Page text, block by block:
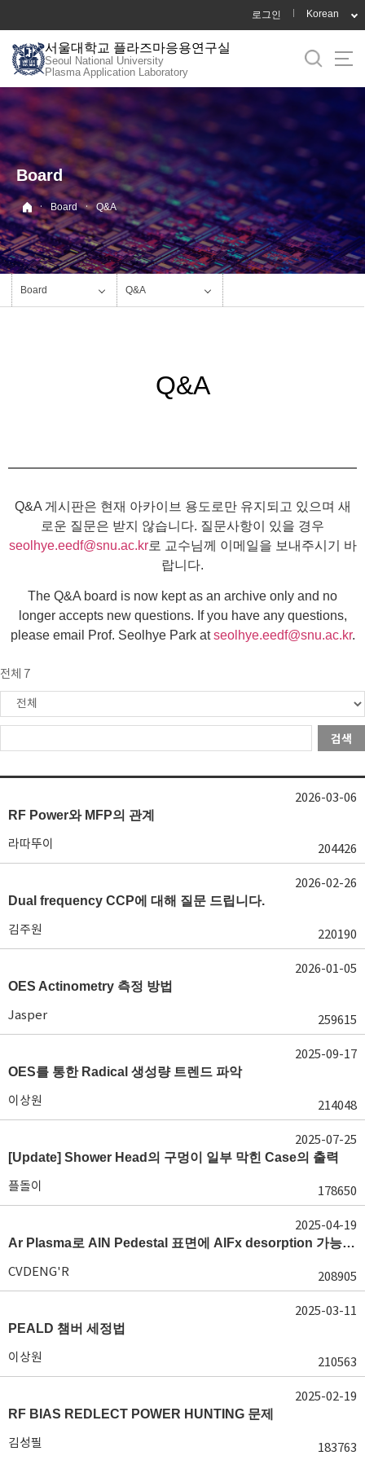
로
메
뉴
로그인 Korean
서울대학교 플라즈마응용연구실
Seoul National University
Plasma Application Laboratory
Board
· Board · Q&A
Board Q&A
Q&A
Q&A 게시판은 현재 아카이브 용도로만 유지되고 있으며 새
로운 질문은 받지 않습니다. 질문사항이 있을 경우
seolhye.eedf@snu.ac.kr로 교수님께 이메일을 보내주시기 바
랍니다.
The Q&A board is now kept as an archive only and no
longer accepts new questions. If you have any questions,
please email Prof. Seolhye Park atseolhye.eedf@snu.ac.kr.
전체 7
검색
RF Power와 MFP의 관계
라따뚜이 204426
2026-03-06
Dual frequency CCP에 대해 질문 드립니다.
김주원 220190
2026-02-26
OES Actinometry 측정 방법
Jasper 259615
2026-01-05
OES를 통한 Radical 생성량 트렌드 파악
이상원 214048
2025-09-17
[Update] Shower Head의 구멍이 일부 막힌 Case의 출력
플돌이 178650
2025-07-25
Ar Plasma로 AlN Pedestal 표면에 AlFx desorption 가능 여부가 궁금합니다.
CVDENG'R 208905
2025-04-19
PEALD 챔버 세정법
이상원 210563
2025-03-11
RF BIAS REDLECT POWER HUNTING 문제
김성필 183763
2025-02-19